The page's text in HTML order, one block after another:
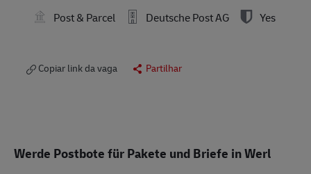
Post & Parcel
Deutsche Post AG Yes
Copiar link da vaga Partilhar
Werde Postbote für Pakete und Briefe in Werl